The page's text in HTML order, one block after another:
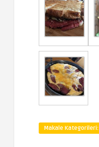
Makale Kategorileri: